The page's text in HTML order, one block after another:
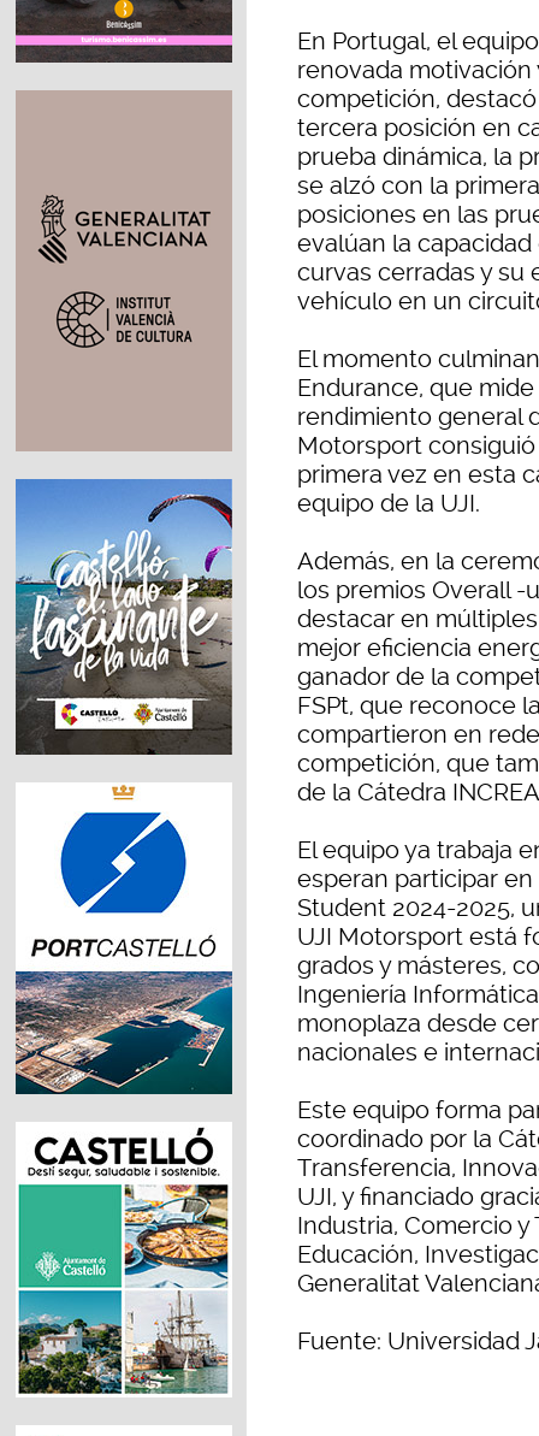
En Portugal, el
renovada motivación
competición,
tercera posición en
prueba dinámica, la
se alzó con la
posiciones en las
evalúan la
curvas cerradas y su
vehículo en un
El momento
Endurance, que
rendimiento general
Motorsport
primera vez en esta
equipo de la UJI.
Además, en la
los premios Overall
destacar en
mejor eficiencia
ganador de la
FSPt, que reconoce
compartieron en
competición, que
de la Cátedra
El equipo ya trabaja
esperan participar
Student 2024-2025,
UJI Motorsport está
grados y másteres,
Ingeniería
monoplaza desde
nacionales e
Este equipo forma
coordinado por la
Transferencia,
UJI, y financiado
Industria, Comercio y
Educación,
Generalitat
Fuente: Universidad